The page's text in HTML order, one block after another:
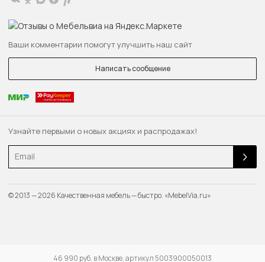
46 990 руб. в Москве, артикул 5003900050013
Узнайте первыми о новых акциях и распродажах!
Email
Ваши комментарии помогут улучшить наш сайт
Написать сообщение
© 2013 — 2026 Качественная мебель — быстро. «MebelVia.ru»